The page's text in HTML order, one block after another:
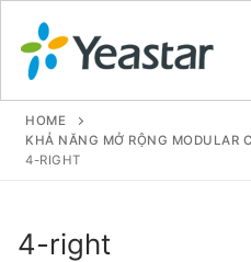
SẢN PHẨM
HOME
KHẢ NĂNG MỞ RỘNG MODULAR
4-RIGHT
4-right